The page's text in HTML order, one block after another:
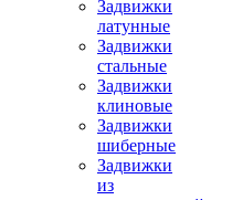
Задвижки
латунные
Задвижки
стальные
Задвижки
клиновые
Задвижки
шиберные
Задвижки
из